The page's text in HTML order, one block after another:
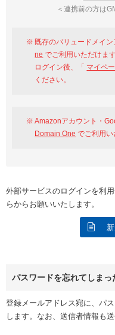
＜連携前の方は
既存のバリュードメイ
ne でご利用いただけます
ログイン後、「 マイペ
ください。
Amazonアカウント・
Domain One でご利用い
外部サービスのログインを利
らからお願いいたします。
パスワードを忘れてしまっ
登録メールアドレス宛に、パ
します。なお、送信者情報も送